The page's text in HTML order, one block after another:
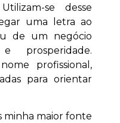
se desse
uma letra ao
de um negócio
prosperidade.
profissional,
para orientar
minha maior fonte